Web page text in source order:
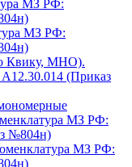
МЗ РФ:
МЗ РФ:
Квику, МНО).
(Приказ
МЗ РФ:
№804н)
МЗ РФ: